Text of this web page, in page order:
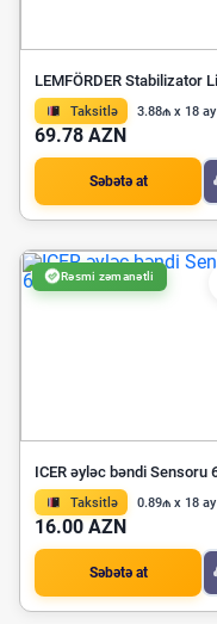
Taksitlə 3.88₼ x 18 ay
69.78 AZN
Səbətə at
Rəsmi zəmanətli
Taksitlə 0.89₼ x 18 ay
16.00 AZN
Səbətə at